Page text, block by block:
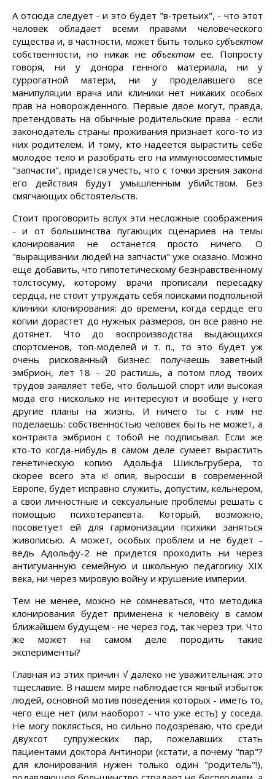
А отсюда следует - и это будет "в-третьих", - что этот
человек обладает всеми правами человеческого
существа и, в частности, может быть только субъектом
собственности, но никак необъектом ее. Попросту
говоря, ни у донора генного материала, ни у
суррогатной матери, ни у проделавшего все
манипуляции врача или клиники нет никаких особых
прав на новорожденного. Первые двое могут, правда,
претендовать на обычные родительские права - если
законодатель страны проживания признает кого-то из
них родителем. И тому, кто надеется вырастить себе
молодое тело и разобрать его на иммуносовместимые
"запчасти", придется учесть, что с точки зрения закона
его действия будут умышленным убийством. Без
смягчающих обстоятельств.
Стоит проговорить вслух эти несложные соображения
- и от большинства пугающих сценариев на темы
клонирования не останется просто ничего. О
"выращивании людей на запчасти" уже сказано. Можно
еще добавить, что гипотетическому безнравственному
толстосуму, которому врачи прописали пересадку
сердца, не стоит утруждать себя поисками подпольной
клиники клонирования: до времени, когда сердце его
копии дорастет до нужных размеров, он все равно не
дотянет. Что до воспроизводства выдающихся
спортсменов, топ-моделей и т. п., то это будет уж
очень рискованный бизнес: получаешь заветный
эмбрион, лет 18 - 20 растишь, а потом плод твоих
трудов заявляет тебе, что большой спорт или высокая
мода его нисколько не интересуют и вообще у него
другие планы на жизнь. И ничего ты с ним не
поделаешь: собственностью человек быть не может, а
контракта эмбрион с тобой не подписывал. Если же
кто-то когда-нибудь в самом деле сумеет вырастить
генетическую копию Адольфа Шикльгрубера, то
скорее всего эта к! опия, выросши в современной
Европе, будет исправно служить, допустим, кельнером,
а свои личностные и сексуальные проблемы решать с
помощью психотерапевта. Который, возможно,
посоветует ей для гармонизации психики заняться
живописью. А может, особых проблем и не будет -
ведь Адольфу-2 не придется проходить ни через
антигуманную семейную и школьную педагогику XIX
века, ни через мировую войну и крушение империи.
Тем не менее, можно не сомневаться, что методика
клонирования будет применена к человеку в самом
ближайшем будущем - не через год, так через три. Что
же может на самом деле породить такие
эксперименты?
Главная из этих причин √ далеко не уважительная: это
тщеславие. В нашем мире наблюдается явный избыток
людей, основной мотив поведения которых - иметь то,
чего еще нет (или наоборот - что уже есть) у соседа.
Не могу поклясться, но сильно подозреваю, что среди
двухсот супружеских пар, пожелавших стать
пациентами доктора Антинори (кстати, а почему "пар"?
для клонирования нужен только один "родитель"!),